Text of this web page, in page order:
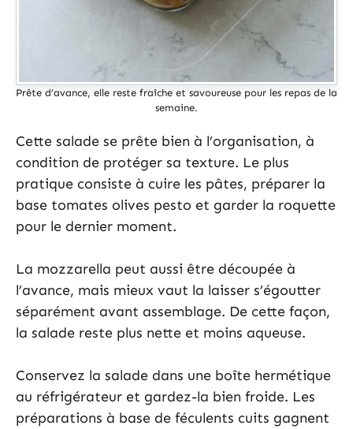
Prête d’avance, elle reste fraîche et savoureuse pour les repas de la
semaine.
Cette salade se prête bien à l’organisation, à
condition de protéger sa texture. Le plus
pratique consiste à cuire les pâtes, préparer la
base tomates olives pesto et garder la roquette
pour le dernier moment.
La mozzarella peut aussi être découpée à
l’avance, mais mieux vaut la laisser s’égoutter
séparément avant assemblage. De cette façon,
la salade reste plus nette et moins aqueuse.
Conservez la salade dans une boîte hermétique
au réfrigérateur et gardez-la bien froide. Les
préparations à base de féculents cuits gagnent